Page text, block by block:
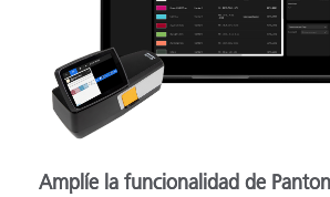
Amplíe la funcionalidad de